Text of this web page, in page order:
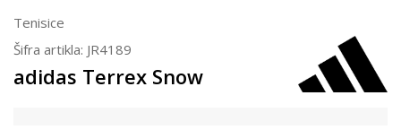
Tenisice
Šifra artikla: JR4189
adidas Terrex Snow